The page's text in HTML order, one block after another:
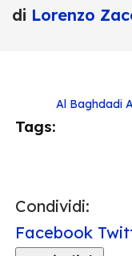
di Lorenzo
Tags:
Al Baghdadi
Condividi:
Facebook